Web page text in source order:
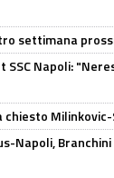
settimana
SSC Napoli:
chiesto
Napoli,